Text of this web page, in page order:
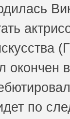
окончен
по